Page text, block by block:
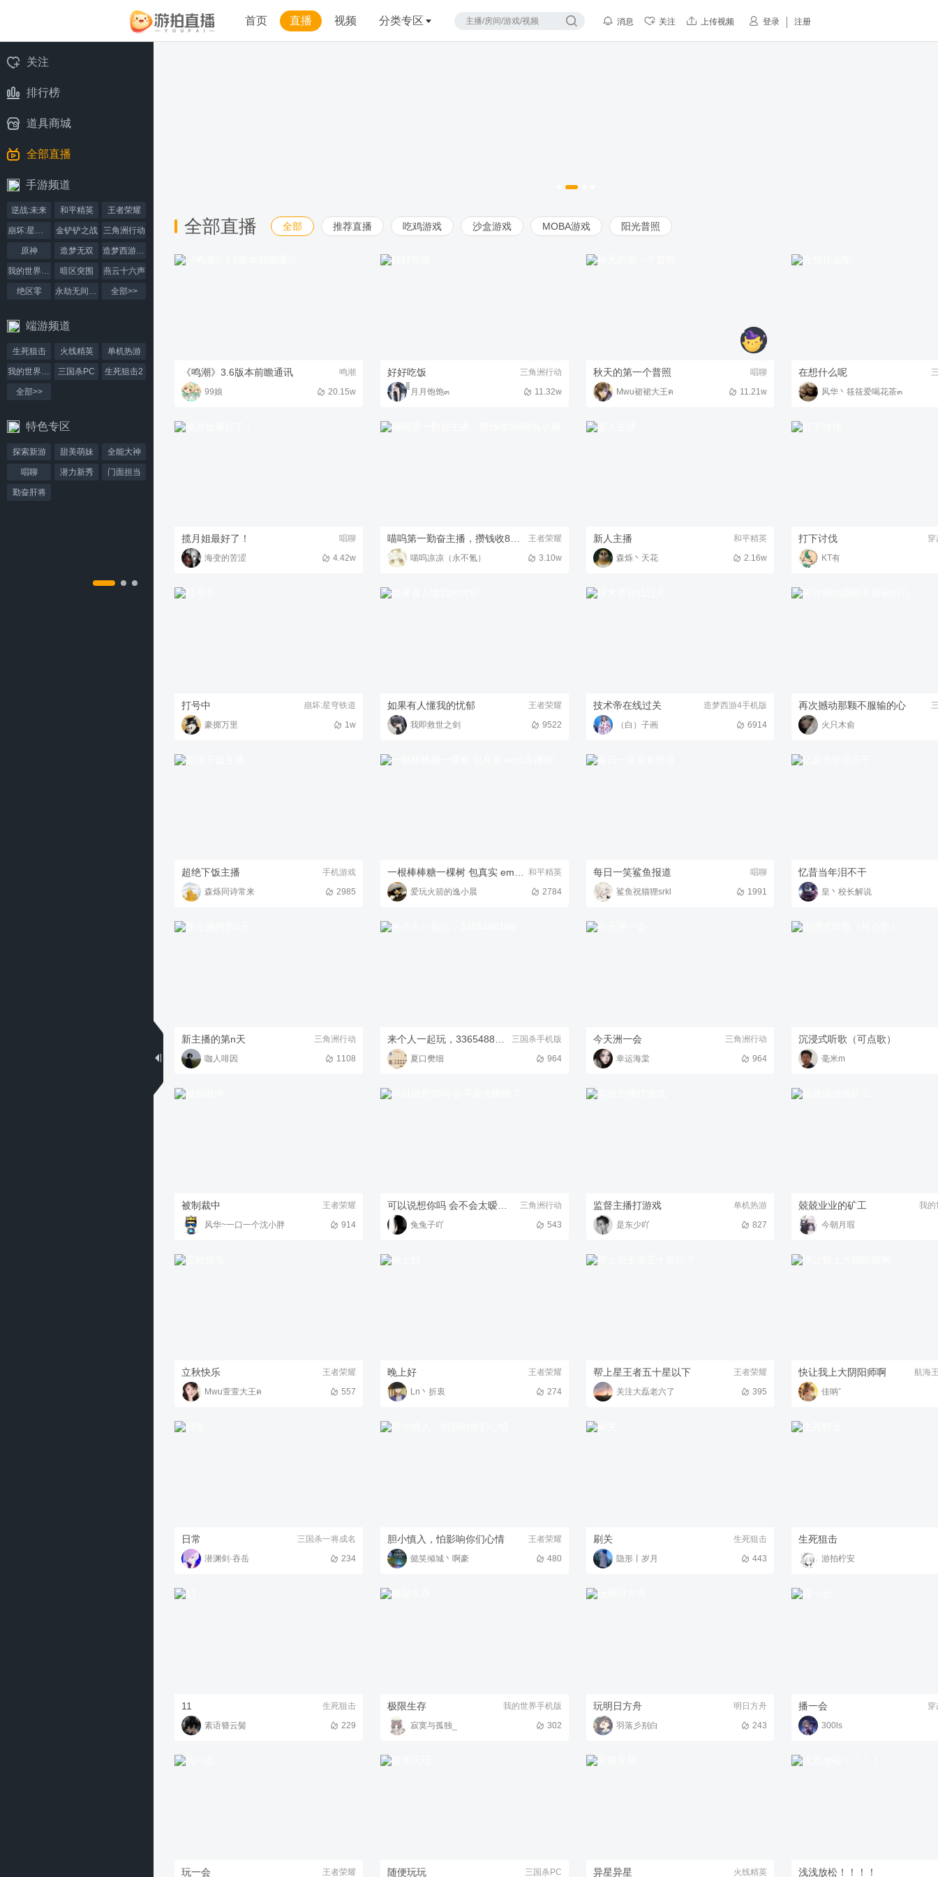
首页 直播 视频 分类专区 登录 注册
消息 关注 上传视频
关注
排行榜
道具商城
全部直播
手游频道
逆战:未来 和平精英 王者荣耀
崩坏:星穹铁道 金铲铲之战 三角洲行动
原神 造梦无双 造梦西游4手机版
我的世界手机版 暗区突围 燕云十六声
绝区零 永劫无间手游 全部>>
端游频道
生死狙击 火线精英 单机热游
我的世界PC版 三国杀PC 生死狙击2
全部>>
特色专区
探索新游 甜美萌妹 全能大神
唱聊 潜力新秀 门面担当
勤奋肝将
全部直播 全部 推荐直播 吃鸡游戏 沙盒游戏 MOBA游戏 阳光普照
鸣潮
《鸣潮》3.6版本前瞻通讯
20.15w
99娘
三角洲行动
好好吃饭
11.32w
ิิิิ月月饱饱๓
唱聊
秋天的第一个普照
11.21w
Mwu裙裙大王ฅ
在想什么呢
风华丶筱筱爱喝花茶๓
唱聊
揽月姐最好了！
4.42w
海变的苦涩
王者荣耀
喵呜第一勤奋主播，攒钱收8888当小弟
3.10w
喵呜凉凉（永不氪）
和平精英
新人主播
2.16w
森烁丶天花
穿
打下讨伐
KT有
崩坏:星穹铁道
打号中
1w
豪掷万里
王者荣耀
如果有人懂我的忧郁
9522
我即救世之剑
造梦西游4手机版
技术帝在线过关
6914
（白）子画
再次撼动那颗不服输的心
火只木俞
手机游戏
超绝下饭主播
2985
森烁同诗常来
和平精英
2784
爱玩火箭的逸小晨
唱聊
每日一笑鲨鱼报道
1991
鲨鱼祝猫狸srkl
忆昔当年泪不干
皇丶校长解说
三角洲行动
新主播的第n天
1108
咖人啡因
三国杀手机版
964
夏口樊细
三角洲行动
今天洲一会
964
幸运海棠
沉浸式听歌（可点歌）
毫米m
王者荣耀
被制裁中
914
风华~一口一个沈小胖
三角洲行动
可以说想你吗 会不会太暧昧了
543
兔兔子吖
单机热游
监督主播打游戏
827
是东少吖
我的
兢兢业业的矿工
今朝月瑕
王者荣耀
立秋快乐
557
Mwu萱萱大王ฅ
王者荣耀
晚上好
274
Ln丶折衷
王者荣耀
帮上星王者五十星以下
395
关注大磊老六了
航海
快让我上大阴阳师啊
佳呐ˇ
三国杀一将成名
日常
234
潜渊剑·吞岳
王者荣耀
胆小慎入，怕影响你们心情
480
懿笑倾城丶啊豪
生死狙击
刷关
443
隐形丨岁月
生死狙击
游拍柠安
生死狙击
11
229
素语簪云鬓
我的世界手机版
极限生存
302
寂寞与孤独_
明日方舟
玩明日方舟
243
羽落彡别白
穿
播一会
300ls
王者荣耀
玩一会 三国杀PC
随便玩玩 火线精英
异星异星 浅浅放松！！！！